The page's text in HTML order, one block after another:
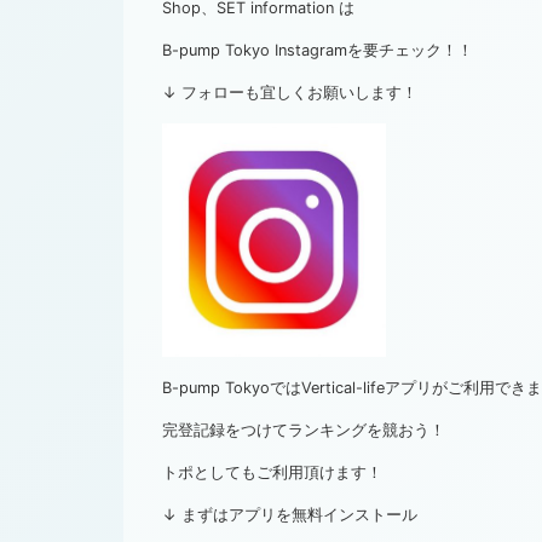
Shop、SET information は
B-pump Tokyo Instagramを要チェック！！
↓ フォローも宜しくお願いします！
B-pump TokyoではVertical-lifeアプリがご利用でき
完登記録をつけてランキングを競おう！
トポとしてもご利用頂けます！
↓ まずはアプリを無料インストール